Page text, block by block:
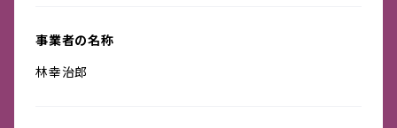
事業者の名称
林幸治郎